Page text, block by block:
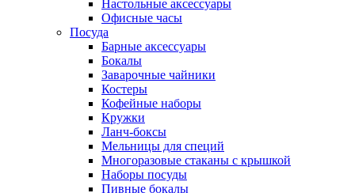
Настольные аксессуары
Офисные часы
Посуда
Барные аксессуары
Бокалы
Заварочные чайники
Костеры
Кофейные наборы
Кружки
Ланч-боксы
Мельницы для специй
Многоразовые стаканы с крышкой
Наборы посуды
Пивные бокалы